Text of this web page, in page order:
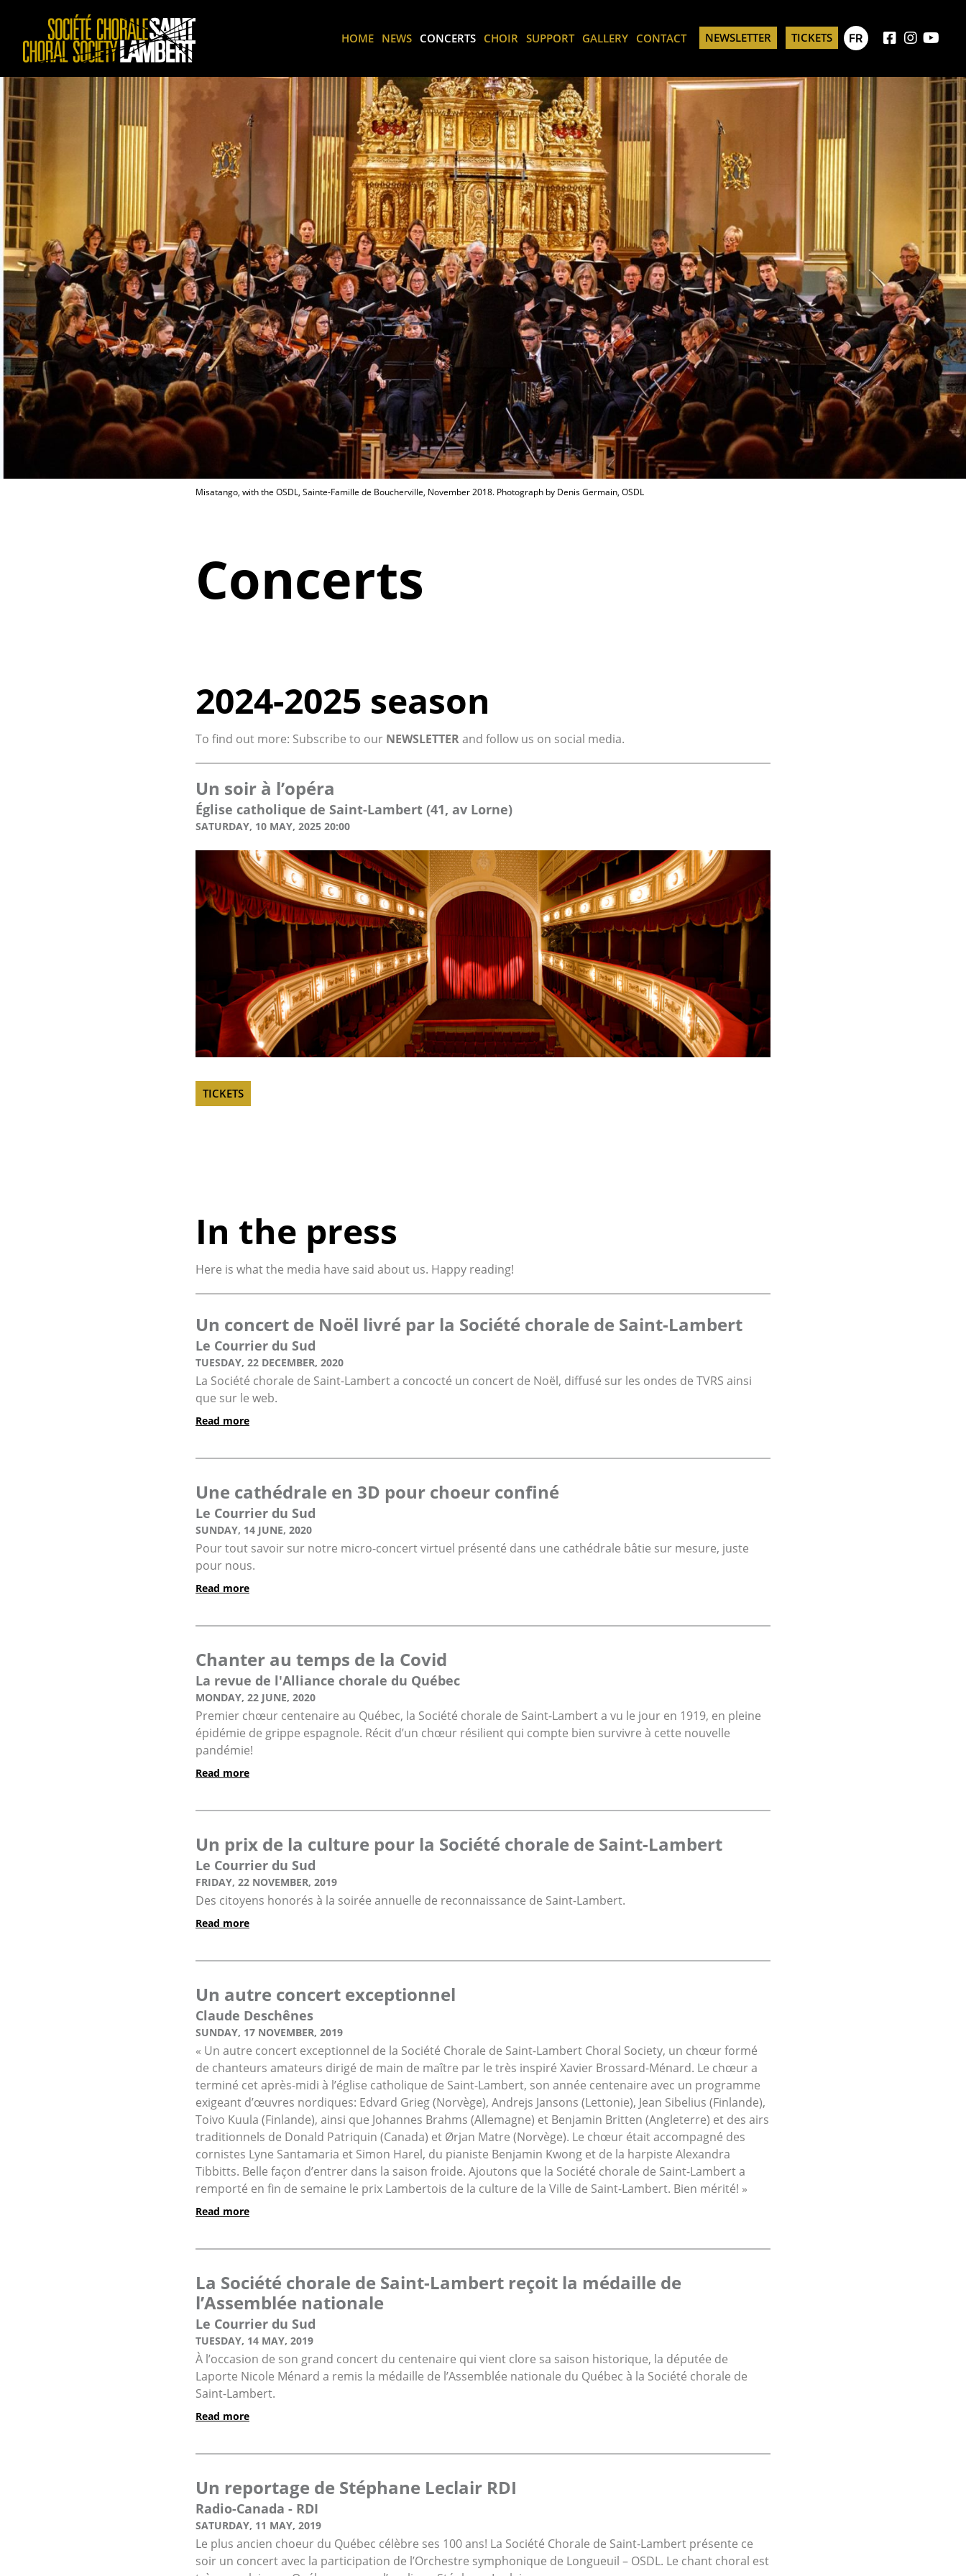
HOME NEWS CONCERTS CHOIR SUPPORT GALLERY CONTACT NEWSLETTER TICKETS FR
Misatango, with the OSDL, Sainte-Famille de Boucherville, November 2018. Photograph by Denis Germain, OSDL
Concerts
2024-2025 season
To find out more: Subscribe to our NEWSLETTERand follow us on social media.
Un soir à l’opéra
Église catholique de Saint-Lambert (41, av Lorne)
SATURDAY, 10 MAY, 2025 20:00
TICKETS
In the press
Here is what the media have said about us. Happy reading!
Un concert de Noël livré par la Société chorale de Saint-Lambert
Le Courrier du Sud
TUESDAY, 22 DECEMBER, 2020
La Société chorale de Saint-Lambert a concocté un concert de Noël, diffusé sur les ondes de TVRS ainsi
que sur le web.
Read more
Une cathédrale en 3D pour choeur confiné
Le Courrier du Sud
SUNDAY, 14 JUNE, 2020
Pour tout savoir sur notre micro-concert virtuel présenté dans une cathédrale bâtie sur mesure, juste
pour nous.
Read more
Chanter au temps de la Covid
La revue de l'Alliance chorale du Québec
MONDAY, 22 JUNE, 2020
Premier chœur centenaire au Québec, la Société chorale de Saint-Lambert a vu le jour en 1919, en pleine
épidémie de grippe espagnole. Récit d’un chœur résilient qui compte bien survivre à cette nouvelle
pandémie!
Read more
Un prix de la culture pour la Société chorale de Saint-Lambert
Le Courrier du Sud
FRIDAY, 22 NOVEMBER, 2019
Des citoyens honorés à la soirée annuelle de reconnaissance de Saint-Lambert.
Read more
Un autre concert exceptionnel
Claude Deschênes
SUNDAY, 17 NOVEMBER, 2019
« Un autre concert exceptionnel de la Société Chorale de Saint-Lambert Choral Society, un chœur formé
de chanteurs amateurs dirigé de main de maître par le très inspiré Xavier Brossard-Ménard. Le chœur a
terminé cet après-midi à l’église catholique de Saint-Lambert, son année centenaire avec un programme
exigeant d’œuvres nordiques: Edvard Grieg (Norvège), Andrejs Jansons (Lettonie), Jean Sibelius (Finlande),
Toivo Kuula (Finlande), ainsi que Johannes Brahms (Allemagne) et Benjamin Britten (Angleterre) et des airs
traditionnels de Donald Patriquin (Canada) et Ørjan Matre (Norvège). Le chœur était accompagné des
cornistes Lyne Santamaria et Simon Harel, du pianiste Benjamin Kwong et de la harpiste Alexandra
Tibbitts. Belle façon d’entrer dans la saison froide. Ajoutons que la Société chorale de Saint-Lambert a
remporté en fin de semaine le prix Lambertois de la culture de la Ville de Saint-Lambert. Bien mérité! »
Read more
La Société chorale de Saint-Lambert reçoit la médaille de
l’Assemblée nationale
Le Courrier du Sud
TUESDAY, 14 MAY, 2019
À l’occasion de son grand concert du centenaire qui vient clore sa saison historique, la députée de
Laporte Nicole Ménard a remis la médaille de l’Assemblée nationale du Québec à la Société chorale de
Saint-Lambert.
Read more
Un reportage de Stéphane Leclair RDI
Radio-Canada - RDI
SATURDAY, 11 MAY, 2019
Le plus ancien choeur du Québec célèbre ses 100 ans! La Société Chorale de Saint-Lambert présente ce
soir un concert avec la participation de l’Orchestre symphonique de Longueuil – OSDL. Le chant choral est